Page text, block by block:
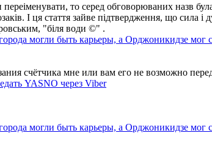
переіменувати, то серед обговорюваних назв
І ця стаття зайве підтвердження, що сила
"біля води ©" .
могли быть карьеры, а Орджоникидзе мог
счётчика мне или вам его не возможно
YASNO через Viber
могли быть карьеры, а Орджоникидзе мог